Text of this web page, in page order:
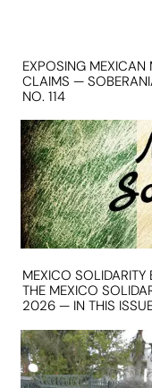
EXPOSING MEXICAN
CLAIMS —
NO. 114
MEXICO
THE MEXICO
2026 — IN THIS